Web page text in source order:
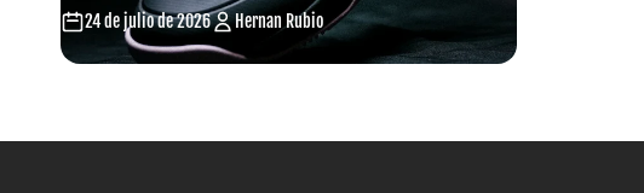
24 de julio de 2026 Hernan Rubio